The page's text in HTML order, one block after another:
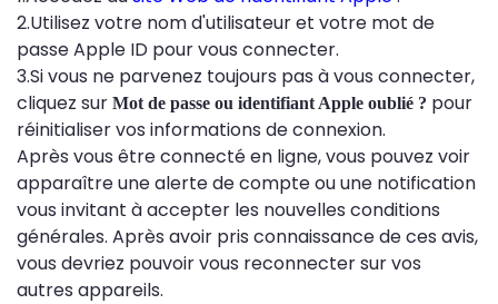
2.Utilisez votre nom d'utilisateur et votre mot de
passe Apple ID pour vous connecter.
3.Si vous ne parvenez toujours pas à vous connecter,
cliquez sur Mot de passe ou identifiant Apple oublié ? pour
réinitialiser vos informations de connexion.
Après vous être connecté en ligne, vous pouvez voir
apparaître une alerte de compte ou une notification
vous invitant à accepter les nouvelles conditions
générales. Après avoir pris connaissance de ces avis,
vous devriez pouvoir vous reconnecter sur vos
autres appareils.